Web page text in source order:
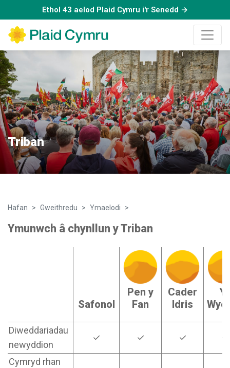
Ethol 43 aelod Plaid Cymru i'r Senedd →
Triban
Hafan Gweithredu Ymaelodi
Ymunwch â chynllun y Triban
Safonol
Pen y
Fan
Cader
Idris
Yr
Diweddariadau
newyddion
✓ ✓ ✓ ✓
Cymryd rhan